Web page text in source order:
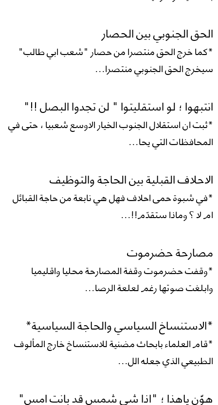
الحق الجنوبي بين الحصار
*كما خرج الحق منتصرا من حصار "شعب ابي طالب"
سيخرج الحق الجنوبي منتصرا...
انتبهوا ؛ لو استقليتوا " لن تجدوا البصل !!"
*ثبت ان استقلال الجنوب الخيار الاوسع شعبيا ، حتى في
المحافظات التي يحا...
الاحلاف القبلية بين الحاجة والتوظيف
*في شبوة حمى احلاف فهل هي نابعة من حاجة القبائل
ام لا ؟ وماذا ستقدّم!!...
مصارحة حضرموت
*وقفت حضرموت وقفة المصارحة محليا واقليميا
وابلغت صوتها رغم لعلعة الرصا...
*الاستنساخ السياسي والحاجة السياسية*
*قام العلماء بابحاث مضنية للاستنساخ خارج المألوف
الطبيعي الذي جعله الل...
هوّن ياهذا ؛ "اذا شي شمس قد بانت امس"